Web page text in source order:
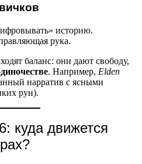
историю.
рука.
баланс: они дают свободу,
. Например, Elden
нарратив с ясными
рун).
куда движется